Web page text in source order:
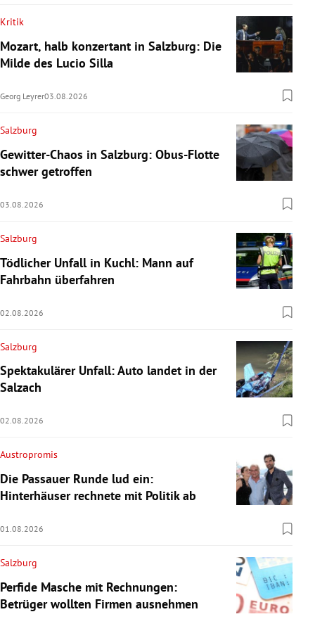
Kritik
Mozart, halb konzertant in Salzburg: Die
Milde des Lucio Silla
Georg Leyrer03.08.2026
Salzburg
Gewitter-Chaos in Salzburg: Obus-Flotte
schwer getroffen
03.08.2026
Salzburg
Tödlicher Unfall in Kuchl: Mann auf
Fahrbahn überfahren
02.08.2026
Salzburg
Spektakulärer Unfall: Auto landet in der
Salzach
02.08.2026
Austropromis
Die Passauer Runde lud ein:
Hinterhäuser rechnete mit Politik ab
01.08.2026
Salzburg
Perfide Masche mit Rechnungen:
Betrüger wollten Firmen ausnehmen